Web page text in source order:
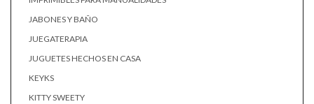
JABONES Y BAÑO
JUEGATERAPIA
JUGUETES HECHOS EN CASA
KEYKS
KITTY SWEETY